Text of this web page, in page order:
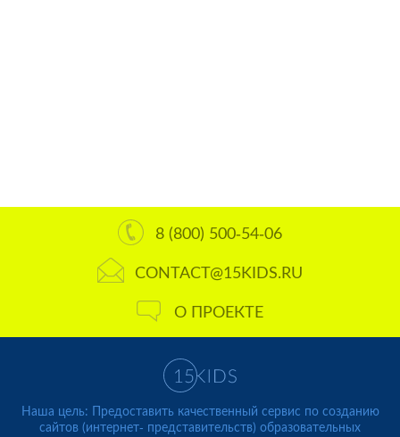
8 (800) 500-54-06
CONTACT@15KIDS.RU
О ПРОЕКТЕ
Наша цель: Предоставить качественный сервис по созданию
сайтов (интернет- представительств) образовательных